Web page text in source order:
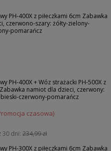
PH-400X z piłeczkami 6cm Zabawka
czerwono-szary: żółty-zielony-
pomarańcz
PH-400X + Wóz strażacki PH-500X z
namiot dla dzieci, czerwony:
czerwony-pomarańcz
czasowa)
30 dni: 234,99 zł
PH-300X z piłeczkami 6cm Zabawka